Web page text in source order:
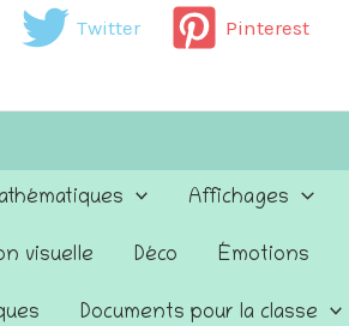
Twitter Pinterest
Affichages
visuelle Déco Émotions
Documents pour la classe